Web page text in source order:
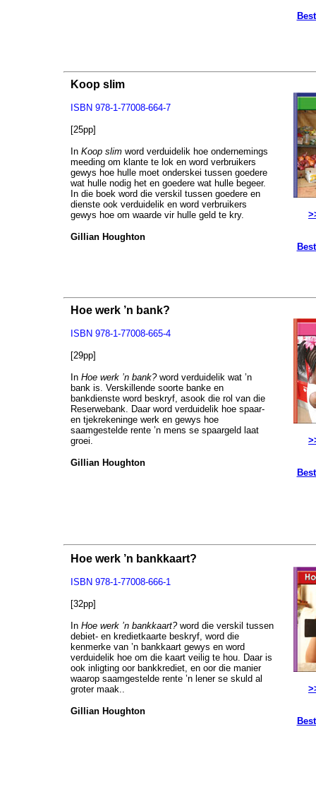
Koop slim
ISBN 978-1-77008-664-7
[25pp]
In Koop slim word verduidelik hoe ondernemings
meeding om klante te lok en word verbruikers
gewys hoe hulle moet onderskei tussen goedere
wat hulle nodig het en goedere wat hulle begeer.
In die boek word die verskil tussen goedere en
dienste ook verduidelik en word verbruikers
gewys hoe om waarde vir hulle geld te kry.
Gillian Houghton
Hoe werk ’n bank?
ISBN 978-1-77008-665-4
[29pp]
In Hoe werk ’n bank?word verduidelik wat ’n
bank is. Verskillende soorte banke en
bankdienste word beskryf, asook die rol van die
Reserwebank. Daar word verduidelik hoe spaar-
en tjekrekeninge werk en gewys hoe
saamgestelde rente ’n mens se spaargeld laat
groei.
Gillian Houghton
Hoe werk ’n bankkaart?
ISBN 978-1-77008-666-1
[32pp]
In Hoe werk ’n bankkaart?word die verskil tussen
debiet- en kredietkaarte beskryf, word die
kenmerke van ’n bankkaart gewys en word
verduidelik hoe om die kaart veilig te hou. Daar is
ook inligting oor bankkrediet, en oor die manier
waarop saamgestelde rente ’n lener se skuld al
groter maak..
Gillian Houghton